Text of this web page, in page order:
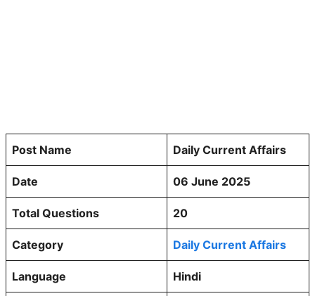
Post Name Daily Current Affairs
Date 06 June 2025
Total Questions 20
Category Daily Current Affairs
Language Hindi